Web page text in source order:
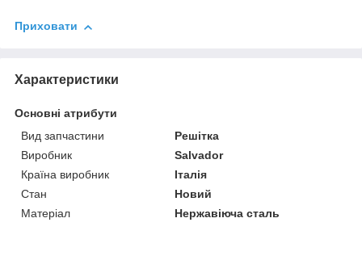
Приховати
Характеристики
Основні атрибути
Вид запчастини
Решітка
Виробник
Salvador
Країна виробник
Італія
Стан
Новий
Матеріал
Нержавіюча сталь